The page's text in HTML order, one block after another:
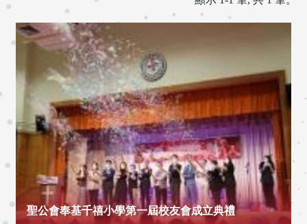
聖公會奉基千禧小學第一屆校友會成立典禮